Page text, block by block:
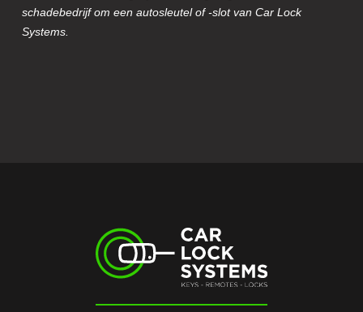
schadebedrijf om een autosleutel of -slot van Car Lock
Systems.